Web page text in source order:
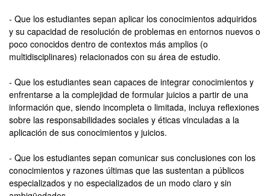
- Que los estudiantes sepan aplicar los conocimientos adquiridos
y su capacidad de resolución de problemas en entornos nuevos o
poco conocidos dentro de contextos más amplios (o
multidisciplinares) relacionados con su área de estudio.
- Que los estudiantes sean capaces de integrar conocimientos y
enfrentarse a la complejidad de formular juicios a partir de una
información que, siendo incompleta o limitada, incluya reflexiones
sobre las responsabilidades sociales y éticas vinculadas a la
aplicación de sus conocimientos y juicios.
- Que los estudiantes sepan comunicar sus conclusiones con los
conocimientos y razones últimas que las sustentan a públicos
especializados y no especializados de un modo claro y sin